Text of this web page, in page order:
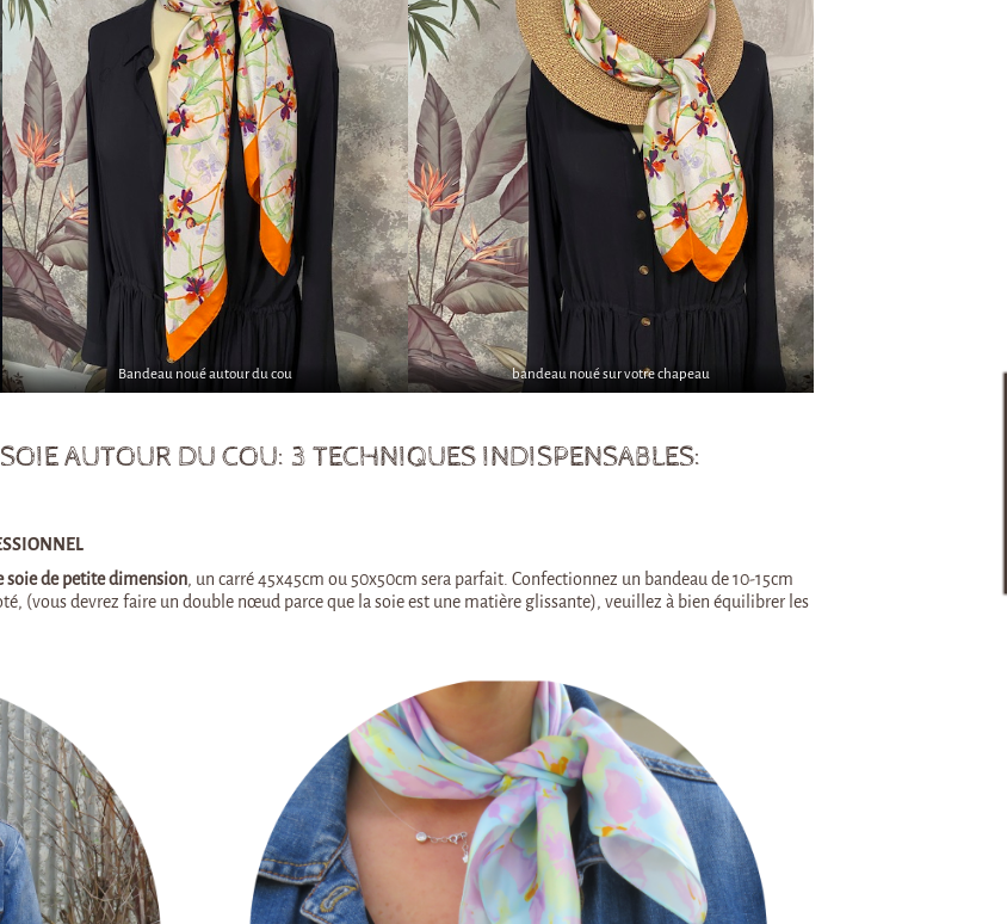
Bandeau noué autour du cou bandeau noué sur votre chapeau
AUTOUR DU COU: 3 TECHNIQUES INDISPENSABLES:
soie de petite dimension, un carré 45x45cm ou 50x50cm sera parfait. Confectionnez un bandeau de 10-15cm
(vous devrez faire un double nœud parce que la soie est une matière glissante), veuillez à bien équilibrer les